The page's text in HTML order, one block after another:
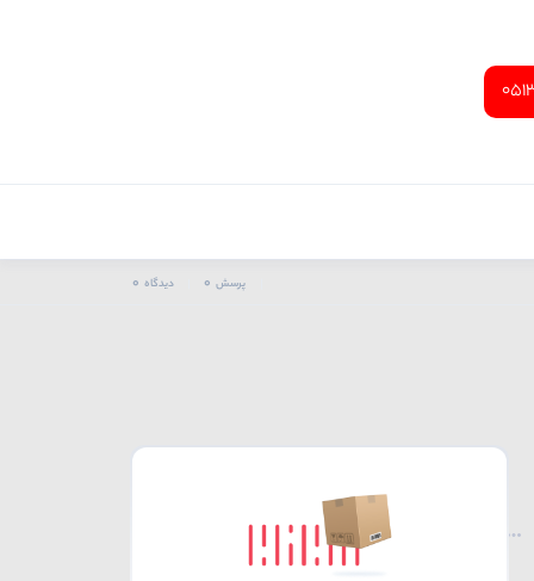
پرسش 0 دیدگاه 0